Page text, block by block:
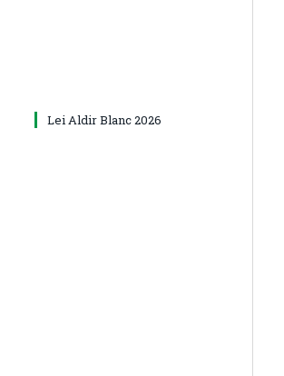
Lei Aldir Blanc 2026